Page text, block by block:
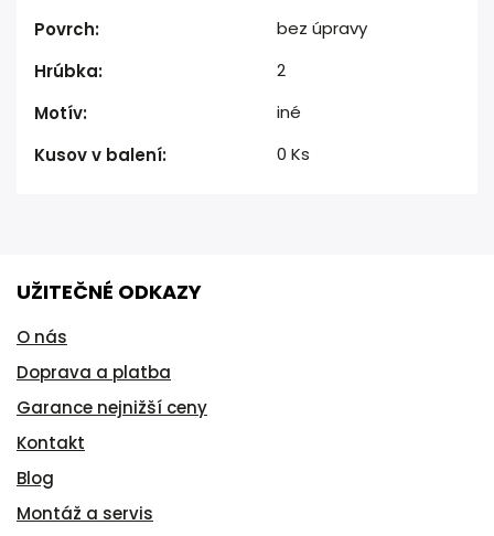
Povrch:
bez úpravy
Hrúbka:
2
Motív:
iné
Kusov v balení: 0 Ks
UŽITEČNÉ ODKAZY
O nás
Doprava a platba
Garance nejnižší ceny
Kontakt
Blog
Montáž a servis